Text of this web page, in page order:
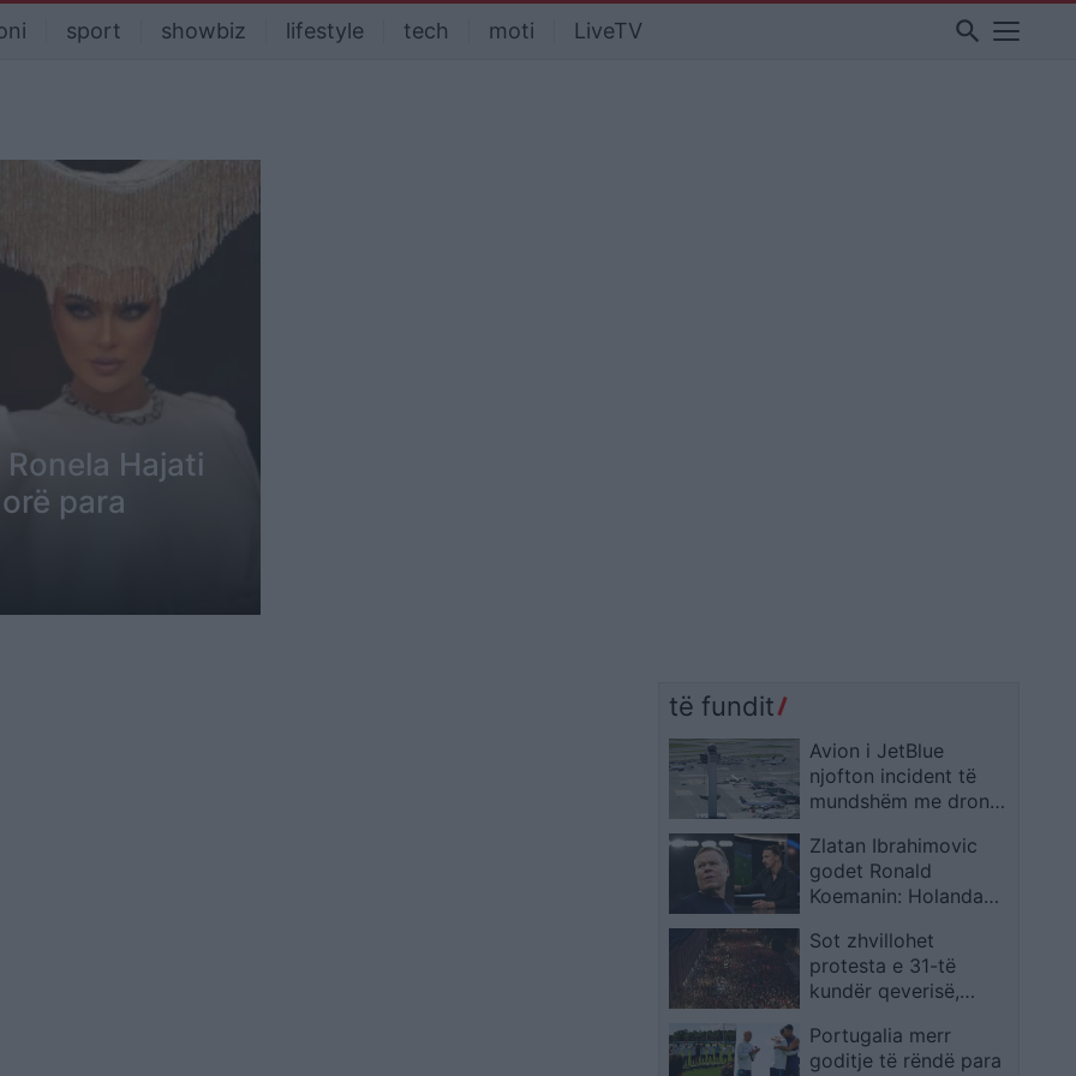
sport showbiz lifestyle tech moti LiveTV search
Hajati
para
të fundit
Avion i JetBlue
njofton incident të
mundshëm me dron
në JFK
Zlatan Ibrahimovic
godet Ronald
Koemanin: Holanda
identitetin e saj
Sot zhvillohet
protesta e 31-të
kundër qeverisë,
largimin e
panegociueshëm të
Portugalia merr
goditje të rëndë para